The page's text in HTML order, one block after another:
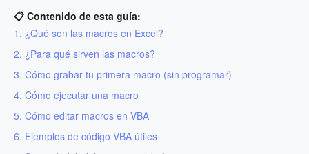
📋 Contenido de esta guía:
1. ¿Qué son las macros en Excel?
2. ¿Para qué sirven las macros?
3. Cómo grabar tu primera macro (sin programar)
4. Cómo ejecutar una macro
5. Cómo editar macros en VBA
6. Ejemplos de código VBA útiles